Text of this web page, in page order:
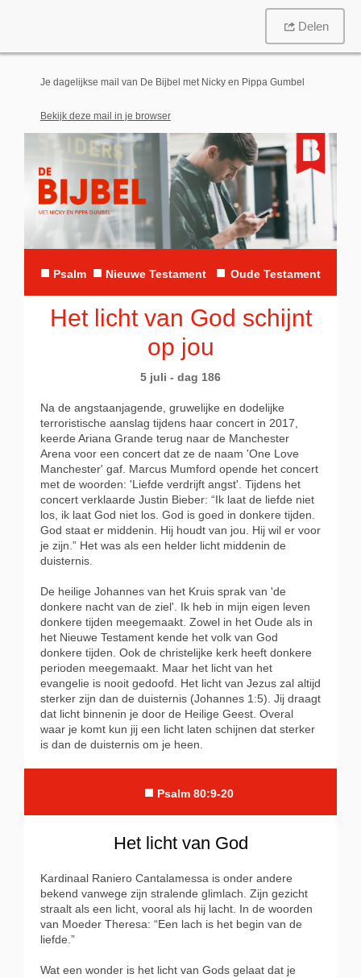
Delen
Je dagelijkse mail van De Bijbel met Nicky en Pippa Gumbel
Bekijk deze mail in je browser
■ Psalm ■ Nieuwe Testament ■ Oude Testament
Het licht van God schijnt
op jou
5 juli - dag 186
Na de angstaanjagende, gruwelijke en dodelijke
terroristische aanslag tijdens haar concert in 2017,
keerde Ariana Grande terug naar de Manchester
Arena voor een concert dat ze de naam 'One Love
Manchester' gaf. Marcus Mumford opende het concert
met de woorden: 'Liefde verdrijft angst'. Tijdens het
concert verklaarde Justin Bieber: “Ik laat de liefde niet
los, ik laat God niet los. God is goed in donkere tijden.
God staat er middenin. Hij houdt van jou. Hij wil er voor
je zijn.” Het was als een helder licht middenin de
duisternis.
De heilige Johannes van het Kruis sprak van 'de
donkere nacht van de ziel'. Ik heb in mijn eigen leven
donkere tijden meegemaakt. Zowel in het Oude als in
het Nieuwe Testament kende het volk van God
donkere tijden. Ook de christelijke kerk heeft donkere
perioden meegemaakt. Maar het licht van het
evangelie is nooit gedoofd. Het licht van Jezus zal altijd
sterker zijn dan de duisternis (Johannes 1:5). Jij draagt
dat licht binnenin je door de Heilige Geest. Overal
waar je komt kun jij een licht laten schijnen dat sterker
is dan de duisternis om je heen.
■ Psalm 80:9-20
Het licht van God
Kardinaal Raniero Cantalamessa is onder andere
bekend vanwege zijn stralende glimlach. Zijn gezicht
straalt als een licht, vooral als hij lacht. In de woorden
van Moeder Theresa: “Een lach is het begin van de
liefde.”
Wat een wonder is het licht van Gods gelaat dat je